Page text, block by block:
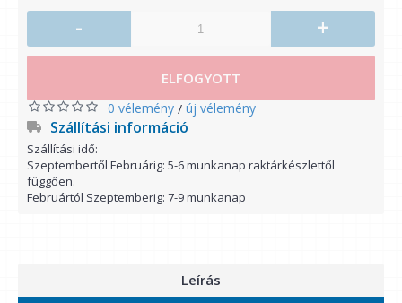
- +
ELFOGYOTT
0 vélemény / új vélemény
Szállítási információ
Szállítási idő:
Szeptembertől Februárig: 5-6 munkanap raktárkészlettől
függően.
Februártól Szeptemberig: 7-9 munkanap
Leírás